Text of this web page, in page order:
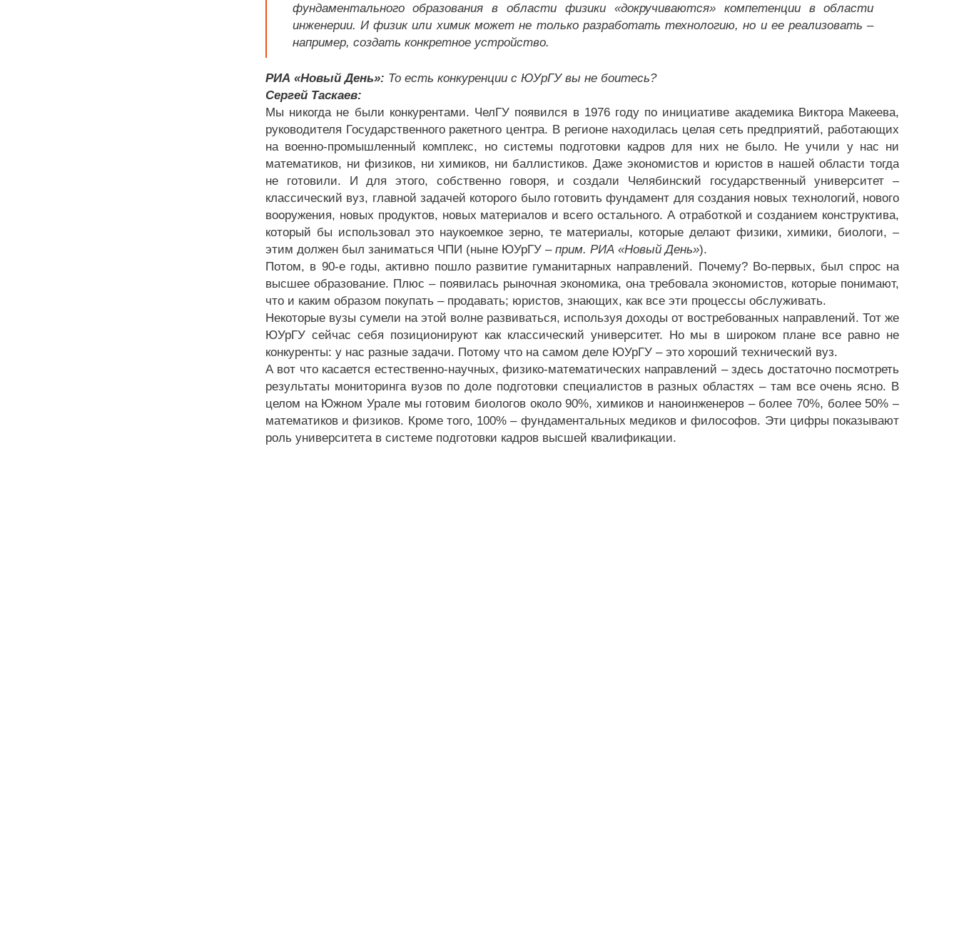
фундаментального образования в области физики «докручиваются» компетенции в области
инженерии. И физик или химик может не только разработать технологию, но и ее реализовать –
например, создать конкретное устройство.
РИА «Новый День»: То есть конкуренции с ЮУрГУ вы не боитесь?
Сергей Таскаев:
Мы никогда не были конкурентами. ЧелГУ появился в 1976 году по инициативе академика Виктора Макеева,
руководителя Государственного ракетного центра. В регионе находилась целая сеть предприятий, работающих
на военно-промышленный комплекс, но системы подготовки кадров для них не было. Не учили у нас ни
математиков, ни физиков, ни химиков, ни баллистиков. Даже экономистов и юристов в нашей области тогда
не готовили. И для этого, собственно говоря, и создали Челябинский государственный университет –
классический вуз, главной задачей которого было готовить фундамент для создания новых технологий, нового
вооружения, новых продуктов, новых материалов и всего остального. А отработкой и созданием конструктива,
который бы использовал это наукоемкое зерно, те материалы, которые делают физики, химики, биологи, –
этим должен был заниматься ЧПИ (ныне ЮУрГУ – прим. РИА «Новый День»).
Потом, в 90-е годы, активно пошло развитие гуманитарных направлений. Почему? Во-первых, был спрос на
высшее образование. Плюс – появилась рыночная экономика, она требовала экономистов, которые понимают,
что и каким образом покупать – продавать; юристов, знающих, как все эти процессы обслуживать.
Некоторые вузы сумели на этой волне развиваться, используя доходы от востребованных направлений. Тот же
ЮУрГУ сейчас себя позиционируют как классический университет. Но мы в широком плане все равно не
конкуренты: у нас разные задачи. Потому что на самом деле ЮУрГУ – это хороший технический вуз.
А вот что касается естественно-научных, физико-математических направлений – здесь достаточно посмотреть
результаты мониторинга вузов по доле подготовки специалистов в разных областях – там все очень ясно. В
целом на Южном Урале мы готовим биологов около 90%, химиков и наноинженеров – более 70%, более 50% –
математиков и физиков. Кроме того, 100% – фундаментальных медиков и философов. Эти цифры показывают
роль университета в системе подготовки кадров высшей квалификации.